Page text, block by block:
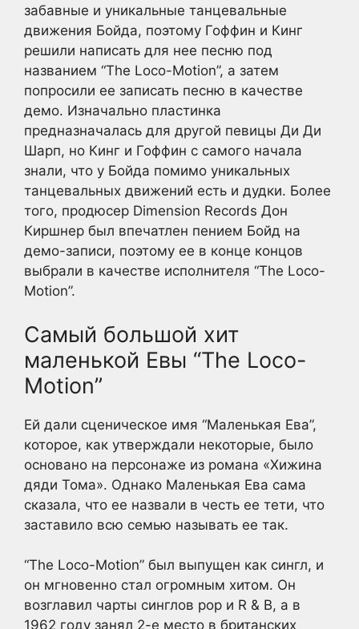
забавные и уникальные танцевальные
движения Бойда, поэтому Гоффин и Кинг
решили написать для нее песню под
названием “The Loco-Motion”, а затем
попросили ее записать песню в качестве
демо. Изначально пластинка
предназначалась для другой певицы Ди Ди
Шарп, но Кинг и Гоффин с самого начала
знали, что у Бойда помимо уникальных
танцевальных движений есть и дудки. Более
того, продюсер Dimension Records Дон
Киршнер был впечатлен пением Бойд на
демо-записи, поэтому ее в конце концов
выбрали в качестве исполнителя “The Loco-
Motion”.
Самый большой хит
маленькой Евы “The Loco-
Motion”
Ей дали сценическое имя “Маленькая Ева”,
которое, как утверждали некоторые, было
основано на персонаже из романа «Хижина
дяди Тома». Однако Маленькая Ева сама
сказала, что ее назвали в честь ее тети, что
заставило всю семью называть ее так.
“The Loco-Motion” был выпущен как сингл, и
он мгновенно стал огромным хитом. Он
возглавил чарты синглов pop и R & B, а в
1962 году занял 2-е место в британских